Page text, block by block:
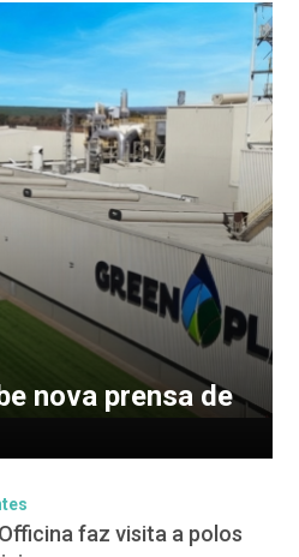
nova prensa de
faz visita a polos